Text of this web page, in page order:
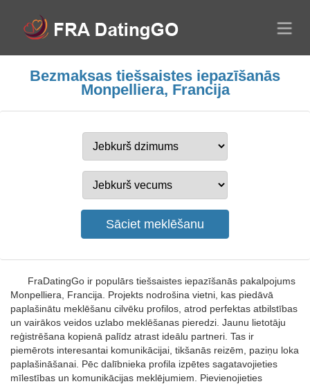
Bezmaksas tiešsaistes iepazīšanās
Monpelliera, Francija
FraDatingGo ir populārs tiešsaistes iepazīšanās pakalpojums
Monpelliera, Francija. Projekts nodrošina vietni, kas piedāvā
paplašinātu meklēšanu cilvēku profilos, atrod perfektas atbilstības
un vairākos veidos uzlabo meklēšanas pieredzi. Jaunu lietotāju
reģistrēšana kopienā palīdz atrast ideālu partneri. Tas ir
piemērots interesantai komunikācijai, tikšanās reizēm, paziņu loka
paplašināšanai. Pēc dalībnieka profila izpētes sagatavojieties
mīlestības un komunikācijas meklējumiem. Pievienojieties